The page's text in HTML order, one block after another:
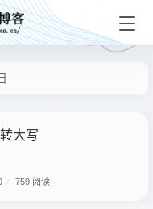
大写
759 阅读